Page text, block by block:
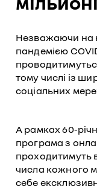
Незважаючи на
пандемією
тому числі із
соціальних
А рамках 60-
програма з
проходитимуть
числа кожного
себе